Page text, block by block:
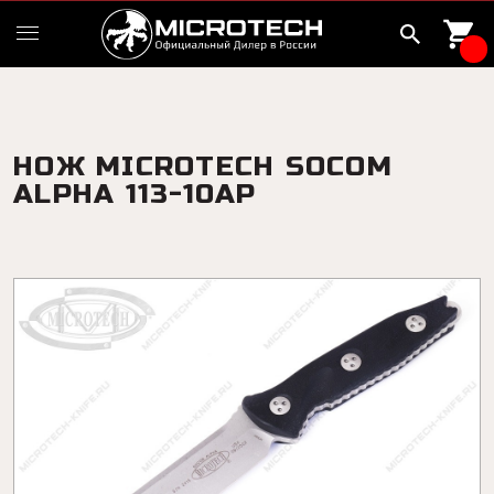
НОЖ MICROTECH SOCOM
ALPHA 113-10AP